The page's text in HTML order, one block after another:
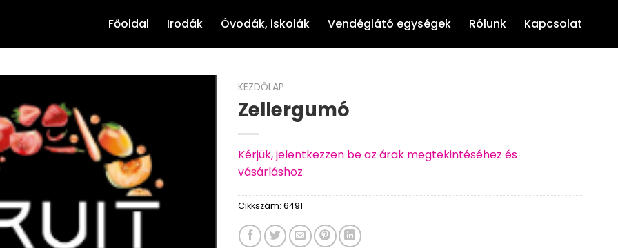
Főoldal Irodák Óvodák, iskolák Vendéglátó egységek Rólunk Kapcsolat
KEZDŐLAP
Zellergumó
Kérjük, jelentkezzen be az árak megtekintéséhez és
vásárláshoz
Cikkszám: 6491